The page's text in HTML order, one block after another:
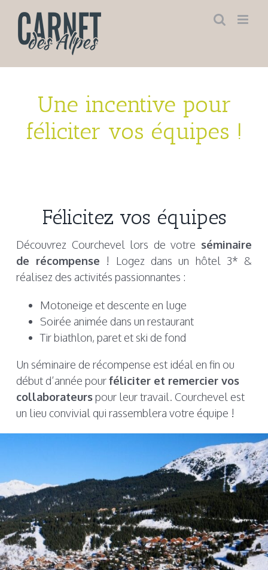
content
Une incentive pour
féliciter vos équipes !
Félicitez vos équipes
Découvrez Courchevel lors de votre séminaire
de récompense ! Logez dans un hôtel 3* &
réalisez des activités passionnantes :
Motoneige et descente en luge
Soirée animée dans un restaurant
Tir biathlon, paret et ski de fond
Un séminaire de récompense est idéal en fin ou
début d’année pourféliciter et remercier vos
collaborateurspour leur travail. Courchevel est
un lieu convivial qui rassemblera votre équipe !